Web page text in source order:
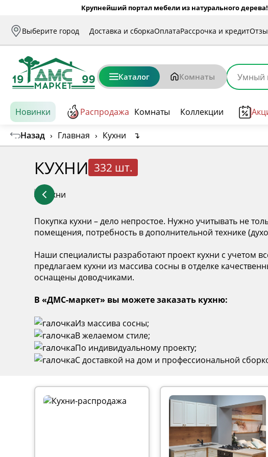
Крупнейший портал мебели из натурального дерева!
Выберите город Доставка и сборкаОплатаРассрочка и кредит
Каталог Комнаты
Новинки Распродажа Комнаты Коллекции
Назад › Главная › Кухни ↴
КУХНИ 332 шт.
Покупка кухни – дело непростое. Нужно учитывать не
помещения, потребность в дополнительной технике
Наши специалисты разработают проект кухни с учетом
предлагаем кухни из массива сосны в отделке
оснащены доводчиками.
В «ДМС-маркет» вы можете заказать кухню:
Из массива сосны;
В желаемом стиле;
По индивидуальному проекту;
С доставкой на дом и профессиональной